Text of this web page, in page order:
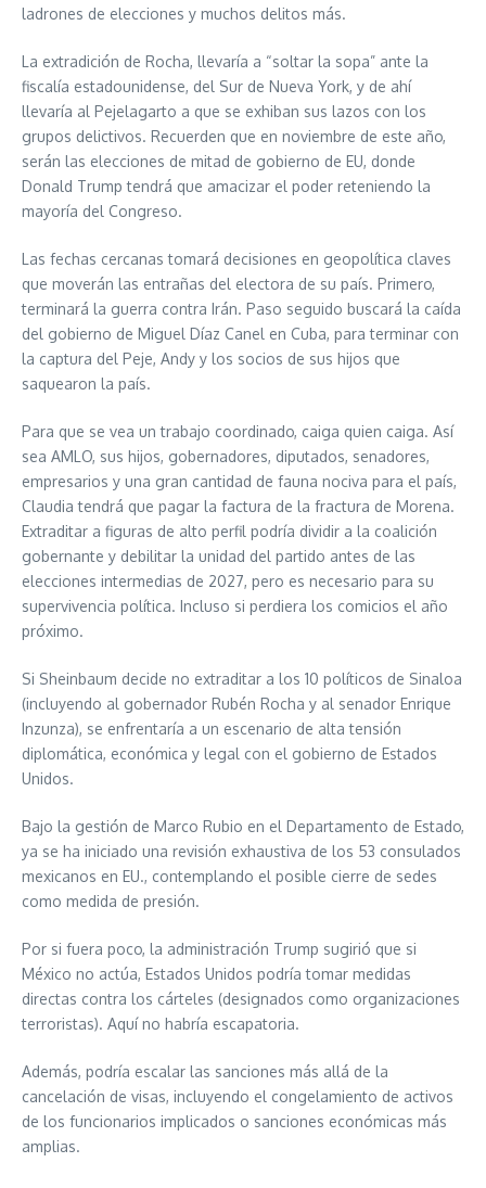
ladrones de elecciones y muchos delitos más.
La extradición de Rocha, llevaría a “soltar la sopa” ante la
fiscalía estadounidense, del Sur de Nueva York, y de ahí
llevaría al Pejelagarto a que se exhiban sus lazos con los
grupos delictivos. Recuerden que en noviembre de este año,
serán las elecciones de mitad de gobierno de EU, donde
Donald Trump tendrá que amacizar el poder reteniendo la
mayoría del Congreso.
Las fechas cercanas tomará decisiones en geopolítica claves
que moverán las entrañas del electora de su país. Primero,
terminará la guerra contra Irán. Paso seguido buscará la caída
del gobierno de Miguel Díaz Canel en Cuba, para terminar con
la captura del Peje, Andy y los socios de sus hijos que
saquearon la país.
Para que se vea un trabajo coordinado, caiga quien caiga. Así
sea AMLO, sus hijos, gobernadores, diputados, senadores,
empresarios y una gran cantidad de fauna nociva para el país,
Claudia tendrá que pagar la factura de la fractura de Morena.
Extraditar a figuras de alto perfil podría dividir a la coalición
gobernante y debilitar la unidad del partido antes de las
elecciones intermedias de 2027, pero es necesario para su
supervivencia política. Incluso si perdiera los comicios el año
próximo.
Si Sheinbaum decide no extraditar a los 10 políticos de Sinaloa
(incluyendo al gobernador Rubén Rocha y al senador Enrique
Inzunza), se enfrentaría a un escenario de alta tensión
diplomática, económica y legal con el gobierno de Estados
Unidos.
Bajo la gestión de Marco Rubio en el Departamento de Estado,
ya se ha iniciado una revisión exhaustiva de los 53 consulados
mexicanos en EU., contemplando el posible cierre de sedes
como medida de presión.
Por si fuera poco, la administración Trump sugirió que si
México no actúa, Estados Unidos podría tomar medidas
directas contra los cárteles (designados como organizaciones
terroristas). Aquí no habría escapatoria.
Además, podría escalar las sanciones más allá de la
cancelación de visas, incluyendo el congelamiento de activos
de los funcionarios implicados o sanciones económicas más
amplias.